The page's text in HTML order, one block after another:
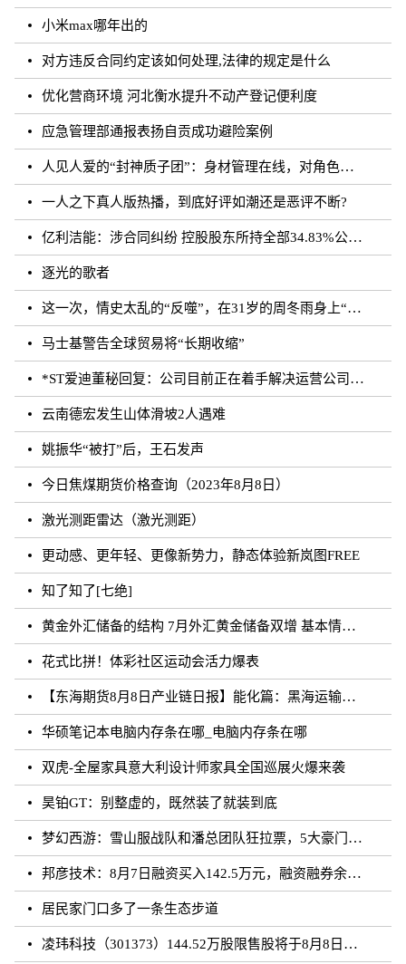
小米max哪年出的
对方违反合同约定该如何处理,法律的规定是什么
优化营商环境 河北衡水提升不动产登记便利度
应急管理部通报表扬自贡成功避险案例
人见人爱的“封神质子团”：身材管理在线，对角色有信念｜文化观察
一人之下真人版热播，到底好评如潮还是恶评不断?
亿利洁能：涉合同纠纷 控股股东所持全部34.83%公司股份被司法轮候冻结
逐光的歌者
这一次，情史太乱的“反噬”，在31岁的周冬雨身上“应验”了！
马士基警告全球贸易将“长期收缩”
*ST爱迪董秘回复：公司目前正在着手解决运营公司剩余无法确权的委托代销商品相关事宜，如有进展
云南德宏发生山体滑坡2人遇难
姚振华“被打”后，王石发声
今日焦煤期货价格查询（2023年8月8日）
激光测距雷达（激光测距）
更动感、更年轻、更像新势力，静态体验新岚图FREE
知了知了[七绝]
黄金外汇储备的结构 7月外汇黄金储备双增 基本情况讲解
花式比拼！体彩社区运动会活力爆表
【东海期货8月8日产业链日报】能化篇：黑海运输风险未发酵，油价下跌
华硕笔记本电脑内存条在哪_电脑内存条在哪
双虎-全屋家具意大利设计师家具全国巡展火爆来袭
昊铂GT：别整虚的，既然装了就装到底
梦幻西游：雪山服战队和潘总团队狂拉票，5大豪门带花果山打服战
邦彦技术：8月7日融资买入142.5万元，融资融券余额5198.17万元
居民家门口多了一条生态步道
凌玮科技（301373）144.52万股限售股将于8月8日解禁上市，占总股本1.33%